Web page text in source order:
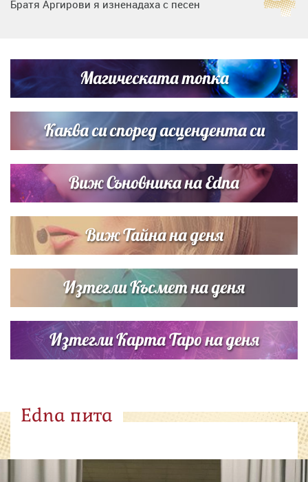
Братя Аргирови я изненадаха с песен
Списъкът е ясен: Джей Ло и Риана във ВИП гостите на
сватбата на Роналдо
Магическата топка
Каква си според асцендента си
Виж Съновника на Edna
Виж Тайна на деня
Изтегли Късмет на деня
Изтегли Карта Таро на деня
Edna пита